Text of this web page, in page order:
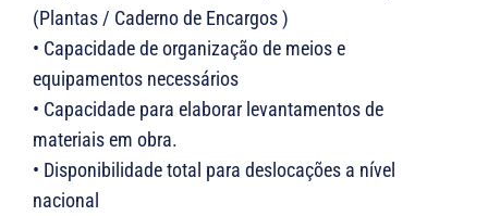
(Plantas / Caderno de Encargos )
• Capacidade de organização de meios e
equipamentos necessários
• Capacidade para elaborar levantamentos de
materiais em obra.
• Disponibilidade total para deslocações a nível
nacional